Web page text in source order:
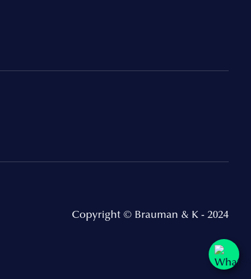
Copyright © Brauman & K - 2024